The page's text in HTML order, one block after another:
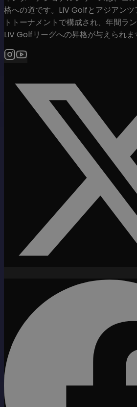
格への道です。LIV Golfとアジアン
トトーナメントで構成され、年間ラ
LIV Golfリーグへの昇格が与えられま